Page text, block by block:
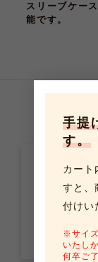
スリーブケー
能です。
手提
す。
カート
すと、
付けい
※サイ
いたし
何卒ご